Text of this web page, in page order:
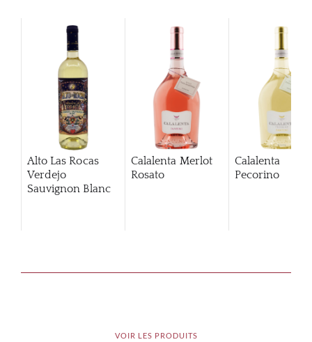
Alto Las Rocas
Verdejo
Sauvignon Blanc
Calalenta Merlot
Rosato
Calalenta
Pecorino
VOIR LES PRODUITS